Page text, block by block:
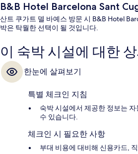
B&B Hotel Barcelona Sant
산트 쿠가트 델 바예스 방문 시 B&B Hotel
박은 탁월한 선택이 될 것입니다.
이 숙박 시설에 대한
한눈에 살펴보기
특별 체크인 지침
숙박 시설에서 제공한 정보는
수 있습니다.
체크인 시 필요한 사항
부대 비용에 대비해 신용카드,